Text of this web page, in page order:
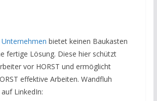
bietet keinen Baukasten
fertige Lösung. Diese hier schützt
vor HORST und ermöglicht
effektive Arbeiten. Wandfluh
LinkedIn: